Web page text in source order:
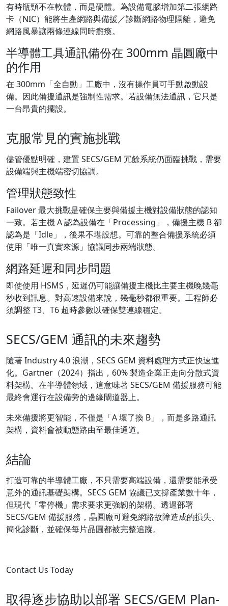
有時瓶頸不在軟體，而是硬體。為設備電腦增加第二張網路
卡（NIC）能將生產網路與備援／診斷網路物理隔離，避免
網路風暴讓兩條連線同時癱瘓。
半導體工具通訊備份在 300mm 晶圓廠中
的作用
在 300mm「全自動」工廠中，沒有操作員可手動啟動設
備。因此備援通訊是強制性需求。若設備無法通訊，它只是
一台昂貴的擺設。
克服常見的實施挑戰
儘管優點明確，建置 SECS/GEM 冗餘系統仍面臨挑戰，需要
設備端與主機端密切協調。
管理狀態致性
Failover 最大挑戰是確保主要與備援主機對設備狀態的認知
一致。若主機 A 認為設備在「Processing」，備援主機 B 卻
認為是「Idle」，後果不堪設想。可靠的整合備援系統必須
使用「唯一真實來源」協議同步兩端狀態。
網路延遲和同步問題
即使使用 HSMS，延遲仍可能讓備援主機比主要主機晚幾毫
秒收到訊息。對高速設備來說，幾毫秒都很重要。工程師必
須調整 T3、T6 超時參數以確保雙連線穩定。
SECS/GEM 通訊的未來趨勢
隨著 Industry 4.0 浪潮，SECS GEM 資料處理方式正快速進
化。Gartner（2024）指出，60% 製造企業正走向分散式資
料架構。在半導體領域，這意味著 SECS/GEM 備援服務可能
最終會運行在設備旁的邊緣閘道器上。
未來備援將更智能，不僅是「A 壞了換 B」，而是多路通訊
架構，資料會被動態路由至最佳通道。
結論
打造可靠的半導體工廠，不只需要高端設備，還需要能承受
意外的通訊基礎架構。SECS GEM 協議已支撐產業數十年，
但現代「零停機」需求要求更強韌的架構。透過部署
SECS/GEM 備援服務，晶圓廠可避免網路故障造成的損失、
簡化診斷，並確保每片晶圓都被完整追蹤。
Contact Us Today
取得逐步協助以部署 SECS/GEM Plan-